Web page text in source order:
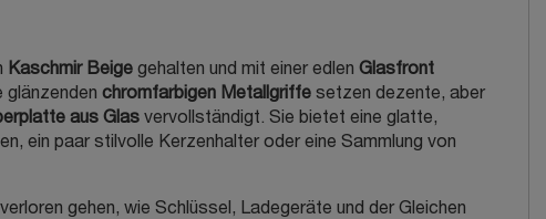
Kaschmir Beige gehalten und mit einer edlen Glasfront
glänzenden chromfarbigen Metallgriffe setzen dezente, aber
aus Glas vervollständigt. Sie bietet eine glatte,
ein paar stilvolle Kerzenhalter oder eine Sammlung von
gehen, wie Schlüssel, Ladegeräte und der Gleichen